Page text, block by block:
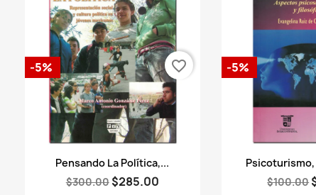
Vista rápida
Pensando La Política,...
$300.00 $285.00
-5% favorite_border
Vista
$100.00
-5%